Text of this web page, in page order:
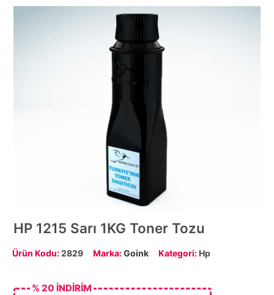
HP 1215 Sarı 1KG Toner Tozu
Ürün Kodu:2829 Marka:Goink Kategori: Hp
% 20 İNDİRİM